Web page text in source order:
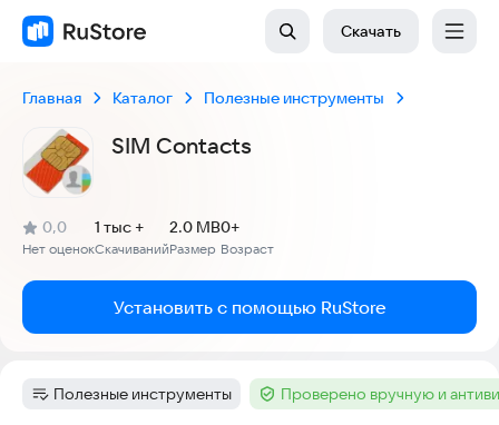
Скачать
Главная Каталог Полезные инструменты
SIM Contacts
Рейтинг:
0,0
(
Нет оценок
)
Скачиваний
1 тыс +
Размер
2.0 MB
Возраст
0+
Установить с помощью RuStore
Категория:
Полезные инструменты Тег :Проверено вручную и